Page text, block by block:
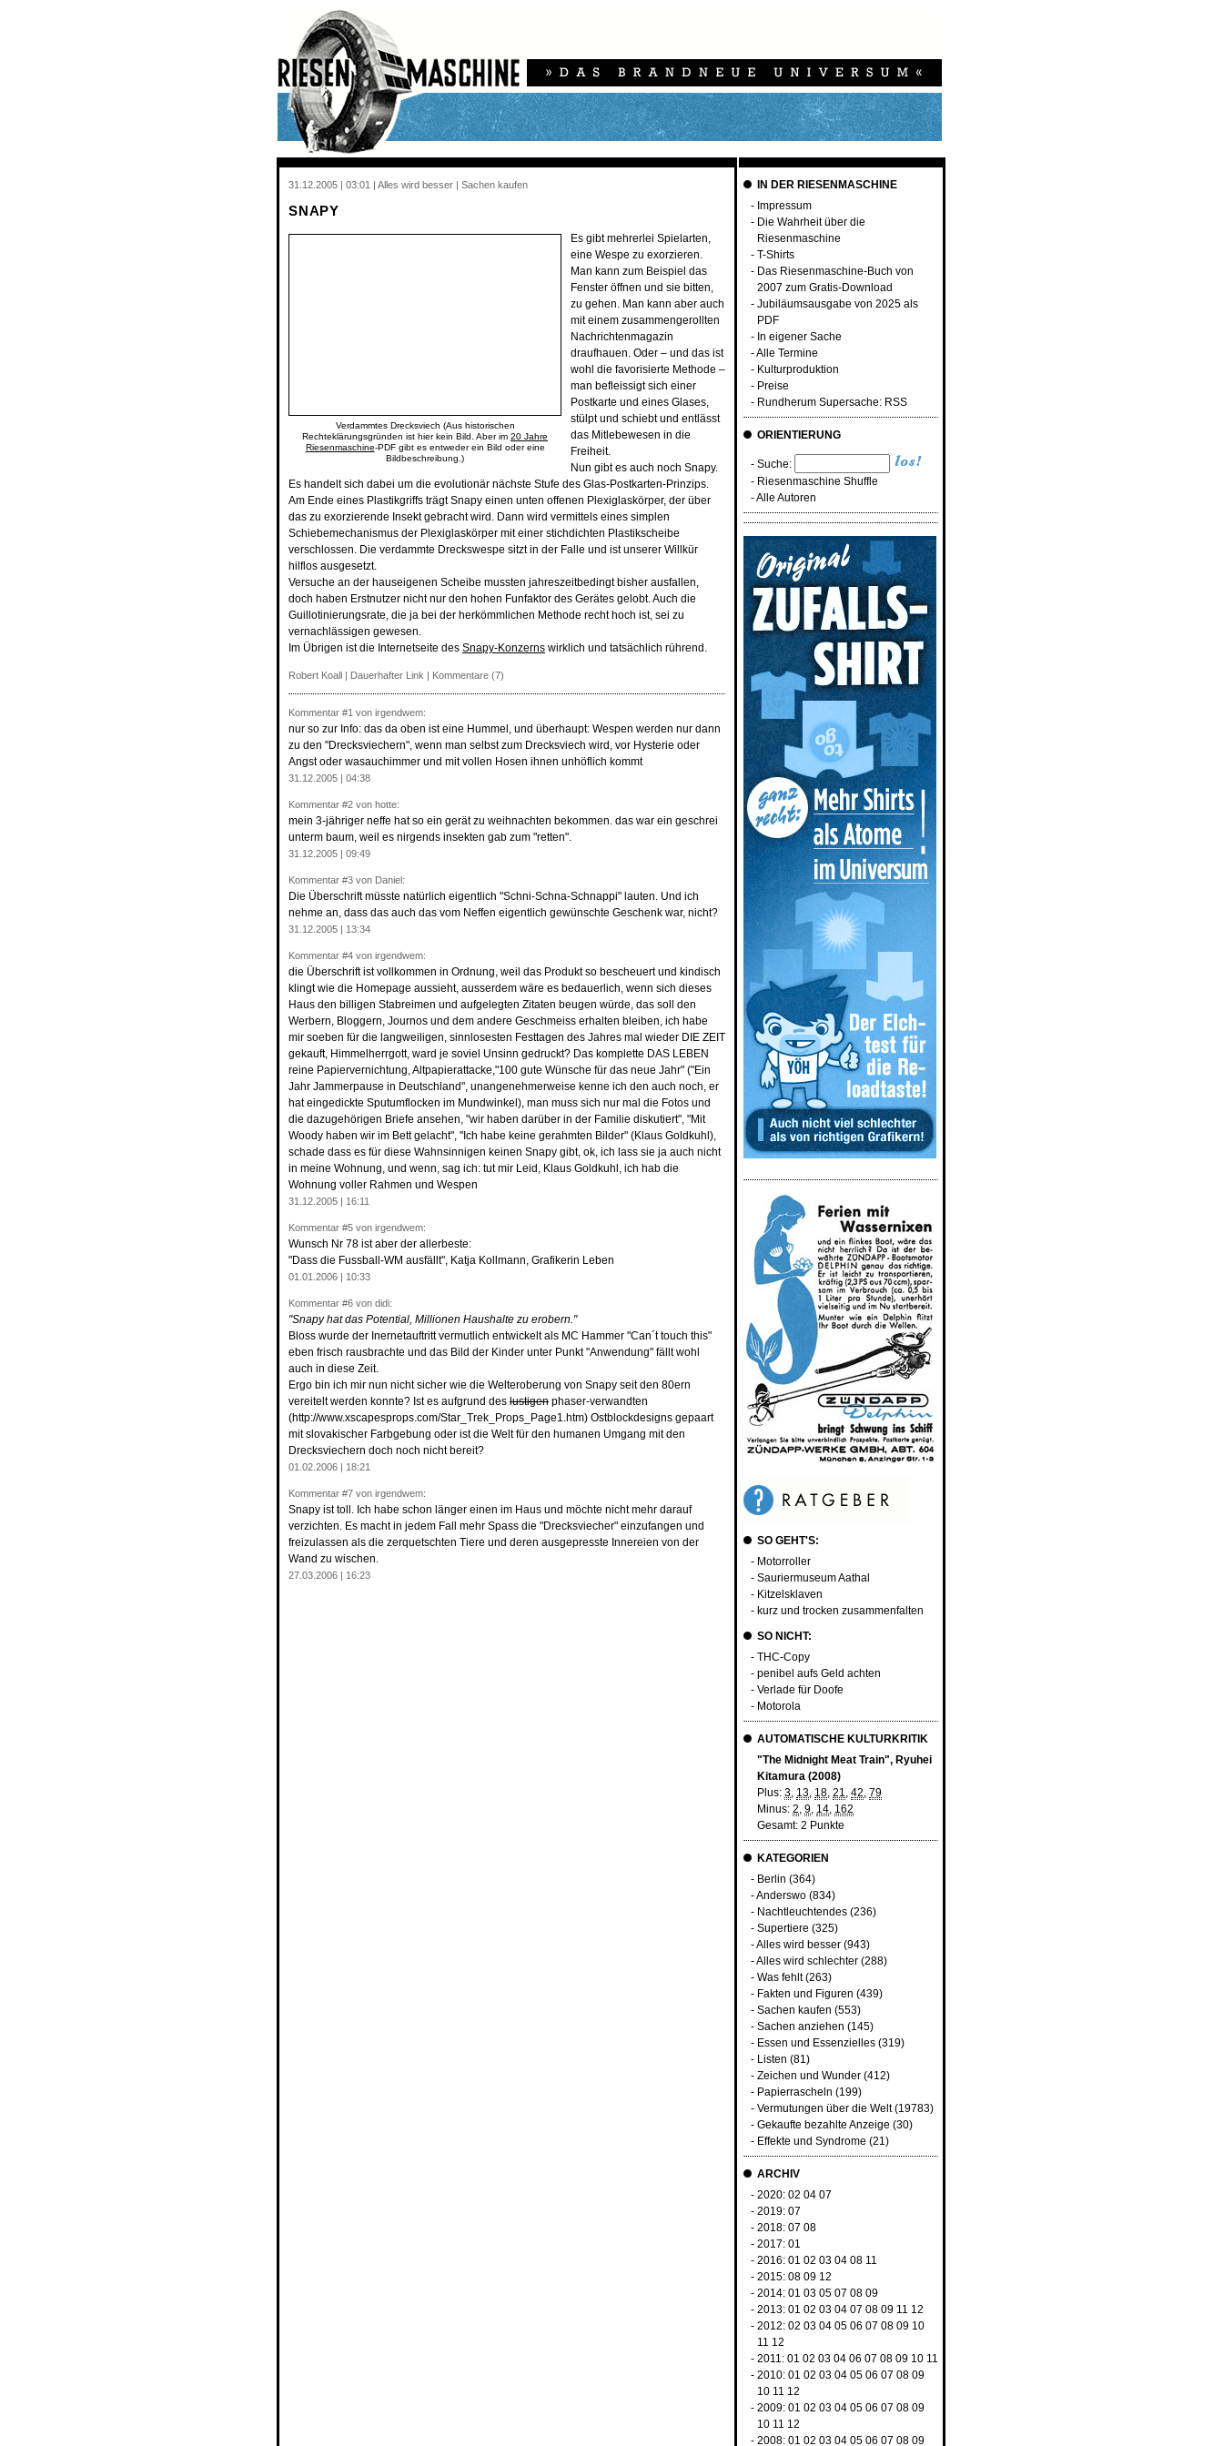
31.12.2005 | 03:01 | Alles wird besser | Sachen kaufen
SNAPY
Verdammtes Drecksviech (Aus historischen
Rechteklärungsgründen ist hier kein Bild. Aber im 20 Jahre
Riesenmaschine-PDF gibt es entweder ein Bild oder eine
Bildbeschreibung.)
Es gibt mehrerlei Spielarten,
eine Wespe zu exorzieren.
Man kann zum Beispiel das
Fenster öffnen und sie bitten,
zu gehen. Man kann aber auch
mit einem zusammengerollten
Nachrichtenmagazin
draufhauen. Oder – und das ist
wohl die favorisierte Methode –
man befleissigt sich einer
Postkarte und eines Glases,
stülpt und schiebt und entlässt
das Mitlebewesen in die
Freiheit.
Nun gibt es auch noch Snapy.
Es handelt sich dabei um die evolutionär nächste Stufe des Glas-Postkarten-Prinzips.
Am Ende eines Plastikgriffs trägt Snapy einen unten offenen Plexiglaskörper, der über
das zu exorzierende Insekt gebracht wird. Dann wird vermittels eines simplen
Schiebemechanismus der Plexiglaskörper mit einer stichdichten Plastikscheibe
verschlossen. Die verdammte Dreckswespe sitzt in der Falle und ist unserer Willkür
hilflos ausgesetzt.
Versuche an der hauseigenen Scheibe mussten jahreszeitbedingt bisher ausfallen,
doch haben Erstnutzer nicht nur den hohen Funfaktor des Gerätes gelobt. Auch die
Guillotinierungsrate, die ja bei der herkömmlichen Methode recht hoch ist, sei zu
vernachlässigen gewesen.
Im Übrigen ist die Internetseite des Snapy-Konzerns wirklich und tatsächlich rührend.
Robert Koall | Dauerhafter Link | Kommentare (7)
Kommentar #1 von irgendwem:
nur so zur Info: das da oben ist eine Hummel, und überhaupt: Wespen werden nur dann
zu den "Drecksviechern", wenn man selbst zum Drecksviech wird, vor Hysterie oder
Angst oder wasauchimmer und mit vollen Hosen ihnen unhöflich kommt
31.12.2005 | 04:38
Kommentar #2 von hotte:
mein 3-jähriger neffe hat so ein gerät zu weihnachten bekommen. das war ein geschrei
unterm baum, weil es nirgends insekten gab zum "retten".
31.12.2005 | 09:49
Kommentar #3 von Daniel:
Die Überschrift müsste natürlich eigentlich "Schni-Schna-Schnappi" lauten. Und ich
nehme an, dass das auch das vom Neffen eigentlich gewünschte Geschenk war, nicht?
31.12.2005 | 13:34
Kommentar #4 von irgendwem:
die Überschrift ist vollkommen in Ordnung, weil das Produkt so bescheuert und kindisch
klingt wie die Homepage aussieht, ausserdem wäre es bedauerlich, wenn sich dieses
Haus den billigen Stabreimen und aufgelegten Zitaten beugen würde, das soll den
Werbern, Bloggern, Journos und dem andere Geschmeiss erhalten bleiben, ich habe
mir soeben für die langweiligen, sinnlosesten Festtagen des Jahres mal wieder DIE ZEIT
gekauft, Himmelherrgott, ward je soviel Unsinn gedruckt? Das komplette DAS LEBEN
reine Papiervernichtung, Altpapierattacke,"100 gute Wünsche für das neue Jahr" ("Ein
Jahr Jammerpause in Deutschland", unangenehmerweise kenne ich den auch noch, er
hat eingedickte Sputumflocken im Mundwinkel), man muss sich nur mal die Fotos und
die dazugehörigen Briefe ansehen, "wir haben darüber in der Familie diskutiert", "Mit
Woody haben wir im Bett gelacht", "Ich habe keine gerahmten Bilder" (Klaus Goldkuhl),
schade dass es für diese Wahnsinnigen keinen Snapy gibt, ok, ich lass sie ja auch nicht
in meine Wohnung, und wenn, sag ich: tut mir Leid, Klaus Goldkuhl, ich hab die
Wohnung voller Rahmen und Wespen
31.12.2005 | 16:11
Kommentar #5 von irgendwem:
Wunsch Nr 78 ist aber der allerbeste:
"Dass die Fussball-WM ausfällt", Katja Kollmann, Grafikerin Leben
01.01.2006 | 10:33
Kommentar #6 von didi:
"Snapy hat das Potential, Millionen Haushalte zu erobern."
Bloss wurde der Inernetauftritt vermutlich entwickelt als MC Hammer "Can´t touch this"
eben frisch rausbrachte und das Bild der Kinder unter Punkt "Anwendung" fällt wohl
auch in diese Zeit.
Ergo bin ich mir nun nicht sicher wie die Welteroberung von Snapy seit den 80ern
vereitelt werden konnte? Ist es aufgrund des lustigen phaser-verwandten
(http://www.xscapesprops.com/Star_Trek_Props_Page1.htm) Ostblockdesigns gepaart
mit slovakischer Farbgebung oder ist die Welt für den humanen Umgang mit den
Drecksviechern doch noch nicht bereit?
01.02.2006 | 18:21
Kommentar #7 von irgendwem:
Snapy ist toll. Ich habe schon länger einen im Haus und möchte nicht mehr darauf
verzichten. Es macht in jedem Fall mehr Spass die "Drecksviecher" einzufangen und
freizulassen als die zerquetschten Tiere und deren ausgepresste Innereien von der
Wand zu wischen.
27.03.2006 | 16:23
IN DER RIESENMASCHINE
- Impressum
- Die Wahrheit über die
Riesenmaschine
- T-Shirts
- Das Riesenmaschine-Buch von
2007 zum Gratis-Download
- Jubiläumsausgabe von 2025 als
PDF
- In eigener Sache
-Alle Termine
- Kulturproduktion
- Preise
- Rundherum Supersache: RSS
ORIENTIERUNG
- Suche:
- Riesenmaschine Shuffle
-Alle Autoren
SO GEHT'S:
- Motorroller
- Sauriermuseum Aathal
- Kitzelsklaven
- kurz und trocken zusammenfalten
SO NICHT:
- THC-Copy
- penibel aufs Geld achten
- Verlade für Doofe
- Motorola
AUTOMATISCHE KULTURKRITIK
"The Midnight Meat Train", Ryuhei
Kitamura (2008)
Plus: 3, 13, 18, 21, 42, 79
Minus: 2, 9, 14, 162
Gesamt: 2 Punkte
KATEGORIEN
- Berlin (364)
-Anderswo(834)
- Nachtleuchtendes(236)
- Supertiere (325)
-Alles wird besser(943)
-Alles wird schlechter(288)
- Was fehlt(263)
- Fakten und Figuren (439)
- Sachen kaufen (553)
- Sachen anziehen (145)
- Essen und Essenzielles(319)
- Listen (81)
- Zeichen und Wunder(412)
- Papierrascheln (199)
- Vermutungen über die Welt(19783)
- Gekaufte bezahlte Anzeige (30)
- Effekte und Syndrome (21)
ARCHIV
- 2020: 02 04 07
- 2019: 07
- 2018: 07 08
- 2017: 01
- 2016: 01 02 03 04 08 11
- 2015: 08 09 12
- 2014: 01 03 05 07 08 09
- 2013: 01 02 03 04 07 08 09 11 12
- 2012: 02 03 04 05 06 07 08 09 10
11 12
- 2011: 01 02 03 04 06 07 08 09 10 11
- 2010: 01 02 03 04 05 06 07 08 09
10 11 12
- 2009: 01 02 03 04 05 06 07 08 09
10 11 12
- 2008: 01 02 03 04 05 06 07 08 09